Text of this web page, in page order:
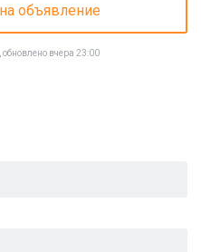
объявление
обновлено вчера 23:00